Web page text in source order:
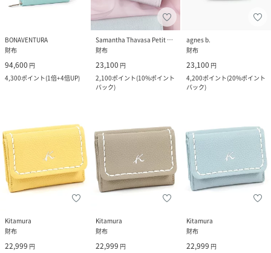
BONAVENTURA
財布
94,600 円
4,300ポイント(1倍+4倍UP)
Samantha Thavasa Petit Choice
財布
23,100 円
2,100ポイント(10%ポイント
バック)
agnes b.
財布
23,100 円
4,200ポイント(20%ポイント
バック)
Kitamura
財布
22,999 円
Kitamura
財布
22,999 円
Kitamura
財布
22,999 円